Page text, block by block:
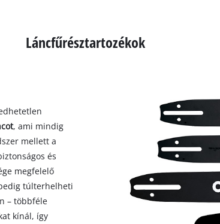
Láncfűrésztartozékok
, ami mindig
mellett a
és
megfelelő
túlterhelheti
– többféle
kínál, így